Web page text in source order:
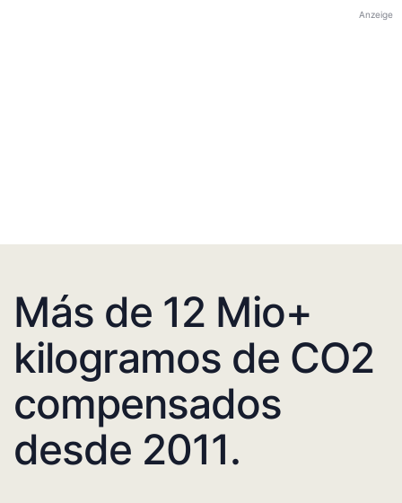
Anzeige
Más de 12 Mio+
kilogramos de CO2
compensados
desde 2011.